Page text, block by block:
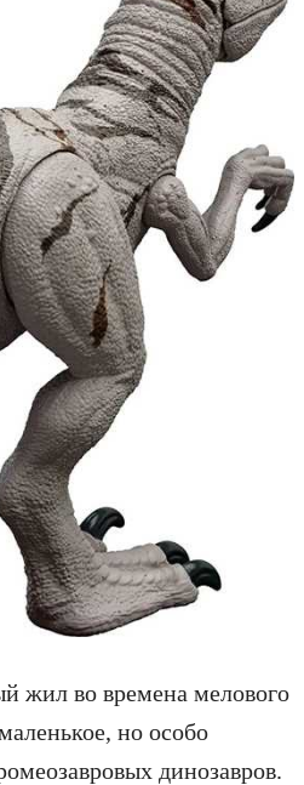
жил во времена мелового
но особо
динозавров.